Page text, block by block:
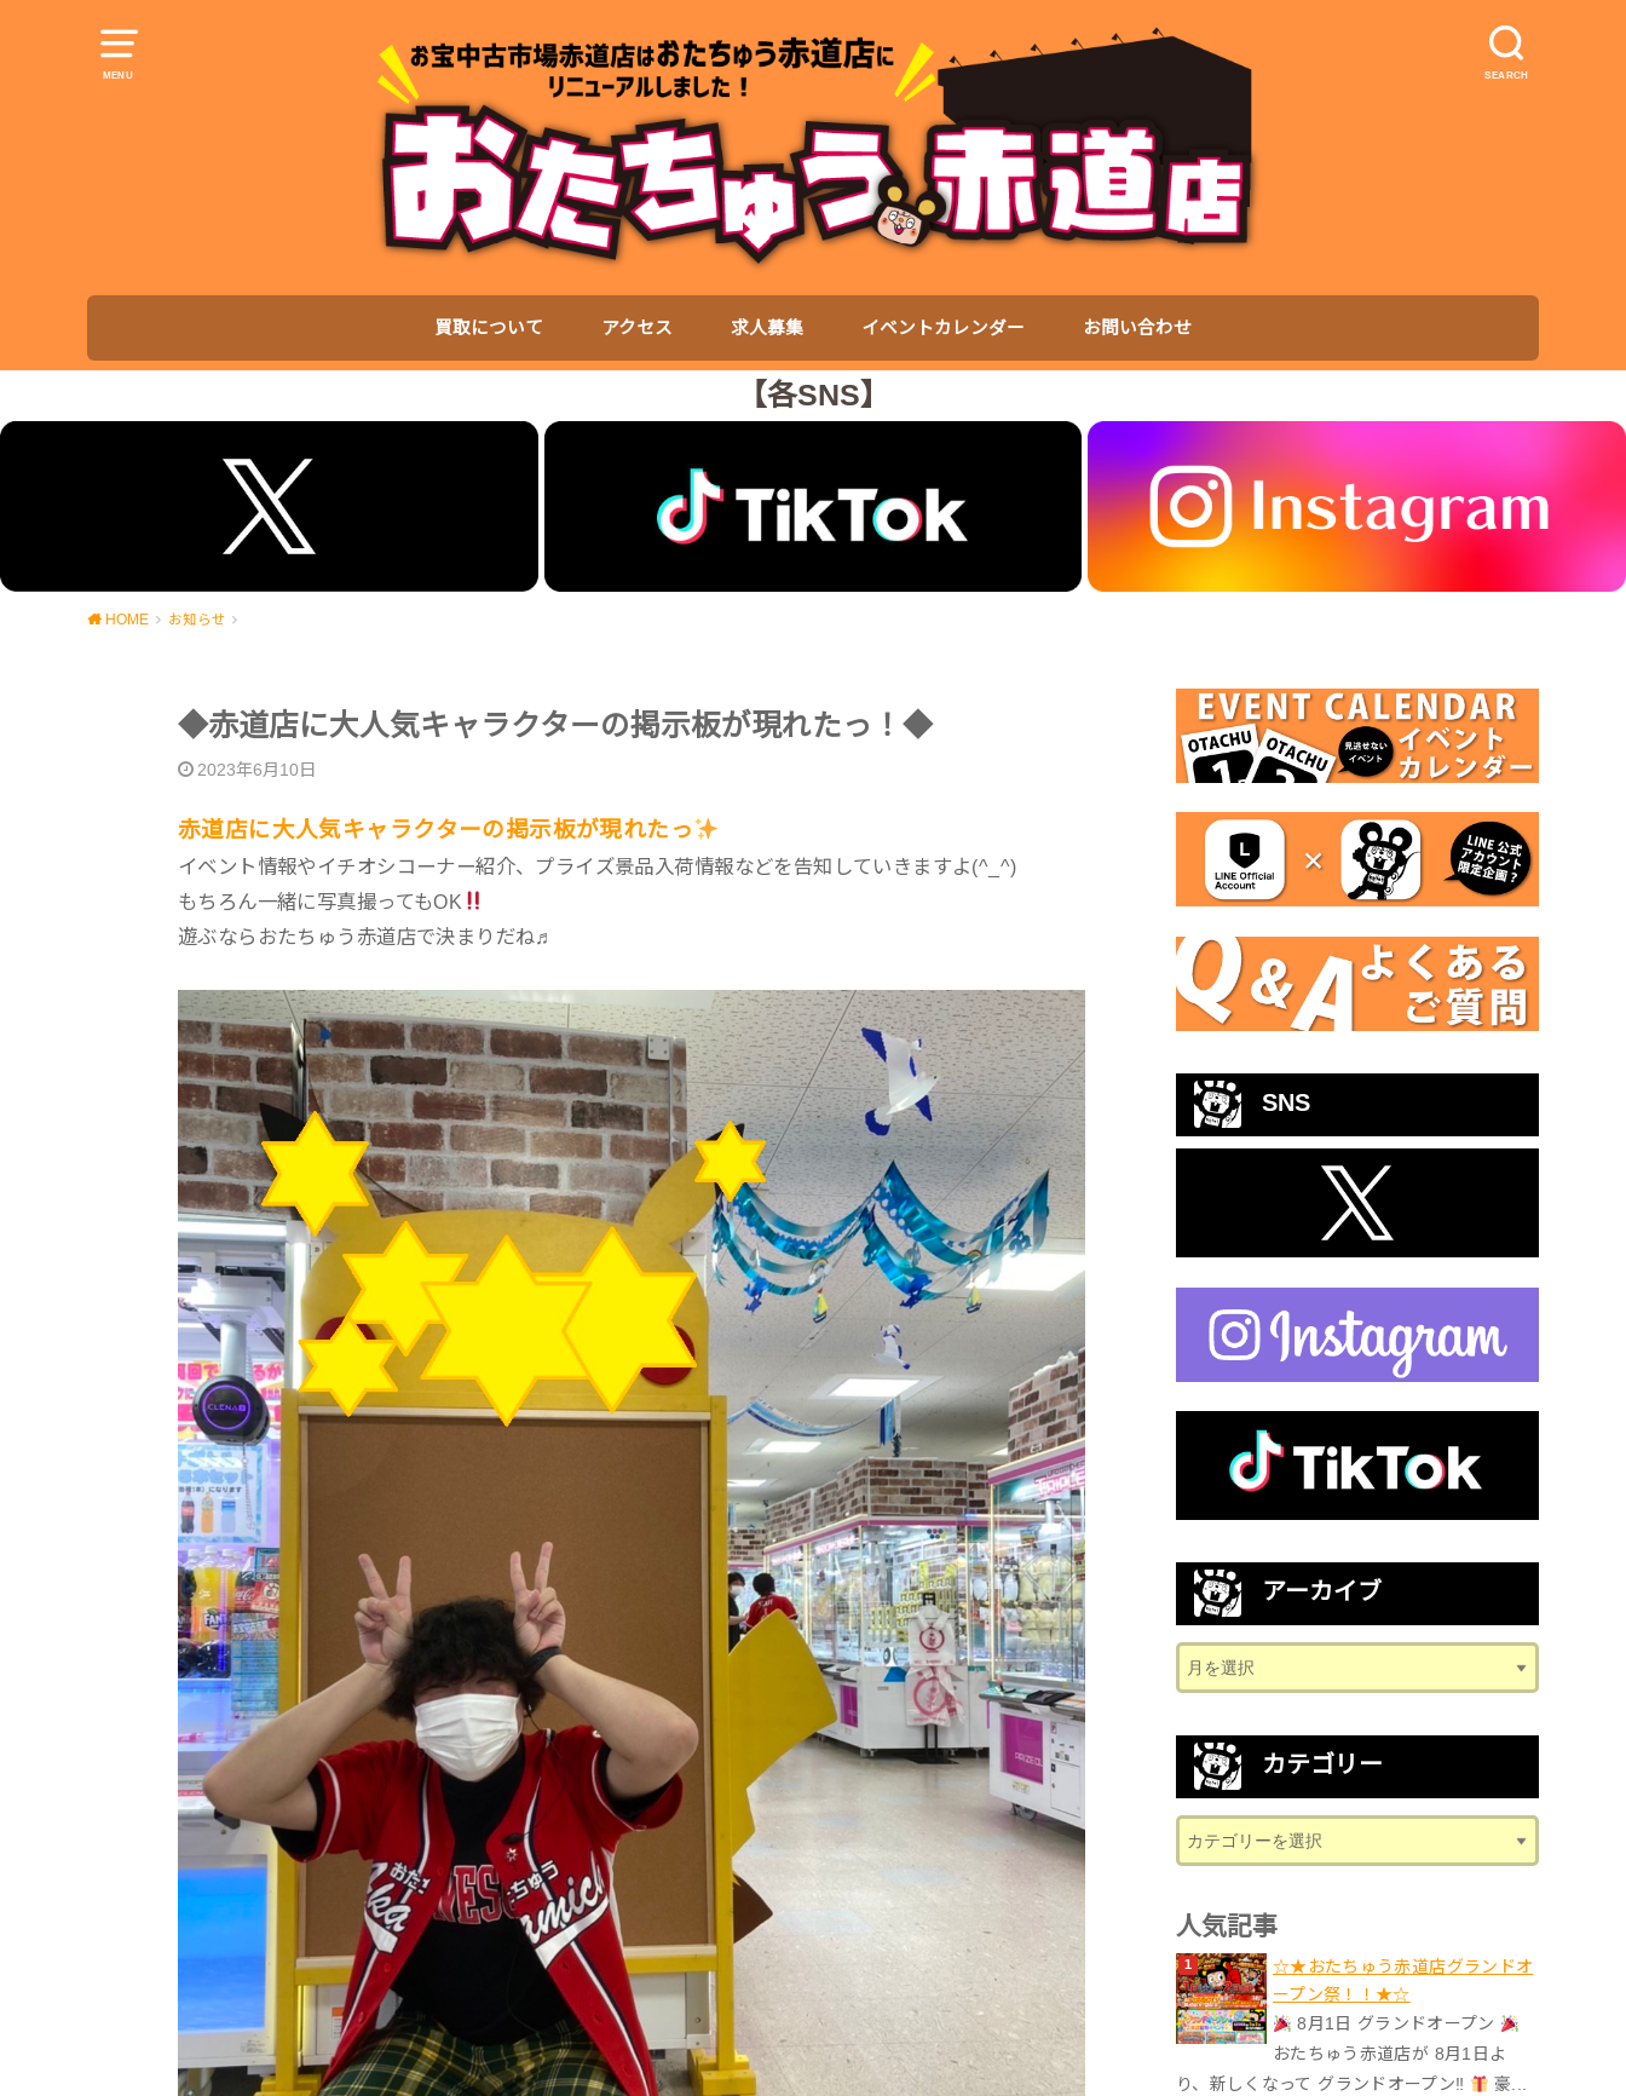
MENU SEARCH
買取について アクセス 求人募集 イベントカレンダー お問い合わせ
【各SNS】
HOME お知らせ
◆赤道店に大人気キャラクターの掲示板が現れたっ！◆
2023年6月10日
赤道店に大人気キャラクターの掲示板が現れたっ
イベント情報やイチオシコーナー紹介、プライズ景品入荷情報などを告知していきますよ(^_^)
もちろん一緒に写真撮ってもOK
遊ぶならおたちゅう赤道店で決まりだね♬
SNS
アーカイブ
カテゴリー
人気記事
☆★おたちゅう赤道店グランドオ
ープン祭！！★☆
8月1日 グランドオープン
おたちゅう赤道店が 8月1日よ
り、新しくなって グランドオープン‼
豪...